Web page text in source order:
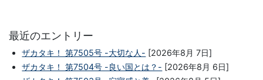
最近のエントリー
ザカタキ！ 第7505号 -大切な人- [2026年8月 7日]
ザカタキ！ 第7504号 -良い国とは？- [2026年8月 6日]